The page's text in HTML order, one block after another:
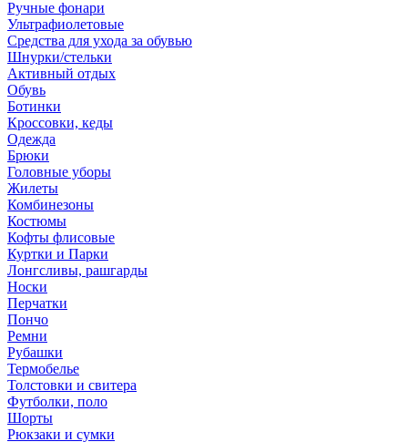
Ручные фонари
Ультрафиолетовые
Средства для ухода за обувью
Шнурки/стельки
Активный отдых
Обувь
Ботинки
Кроссовки, кеды
Одежда
Брюки
Головные уборы
Жилеты
Комбинезоны
Костюмы
Кофты флисовые
Куртки и Парки
Лонгсливы, рашгарды
Носки
Перчатки
Пончо
Ремни
Рубашки
Термобелье
Толстовки и свитера
Футболки, поло
Шорты
Рюкзаки и сумки